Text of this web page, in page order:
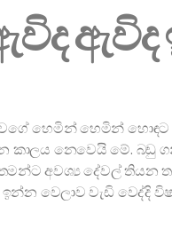
හෙමින් හෙමින් හොඳට
නෙවෙයි මේ. බඩු
අවශ්‍ය දේවල් තියන
වෙලාව වැඩි වෙද්දි